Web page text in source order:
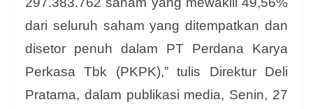
dari seluruh saham yang ditempatkan dan
disetor penuh dalam PT Perdana Karya
Perkasa Tbk (PKPK),” tulis Direktur Deli
Pratama, dalam publikasi media, Senin, 27